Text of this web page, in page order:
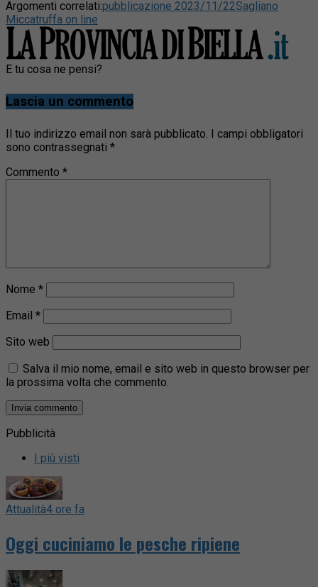
Argomenti correlati:pubblicazione 2023/11/22Sagliano
Miccatruffa on line
E tu cosa ne pensi?
Lascia un commento
Il tuo indirizzo email non sarà pubblicato. I campi obbligatori
sono contrassegnati *
Commento *
Nome *
Email *
Sito web
Salva il mio nome, email e sito web in questo browser per
la prossima volta che commento.
Pubblicità
I più visti
Attualità4 ore fa
Oggi cuciniamo le pesche ripiene